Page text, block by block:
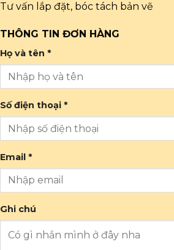
Tư vấn lắp đặt, bóc tách bản vẽ
THÔNG TIN ĐƠN HÀNG
Họ và tên *
Số điện thoại *
Email *
Ghi chú